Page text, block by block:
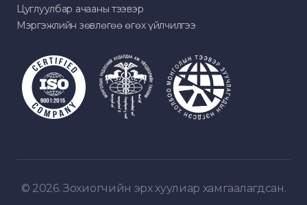
Цуглуулбар ачааны тээвэр
Мэргэжлийн зөвлөгөө өгөх үйлчилгээ
© 2026. Зохиогчийн эрх хуулиар хамгаалагдсан.